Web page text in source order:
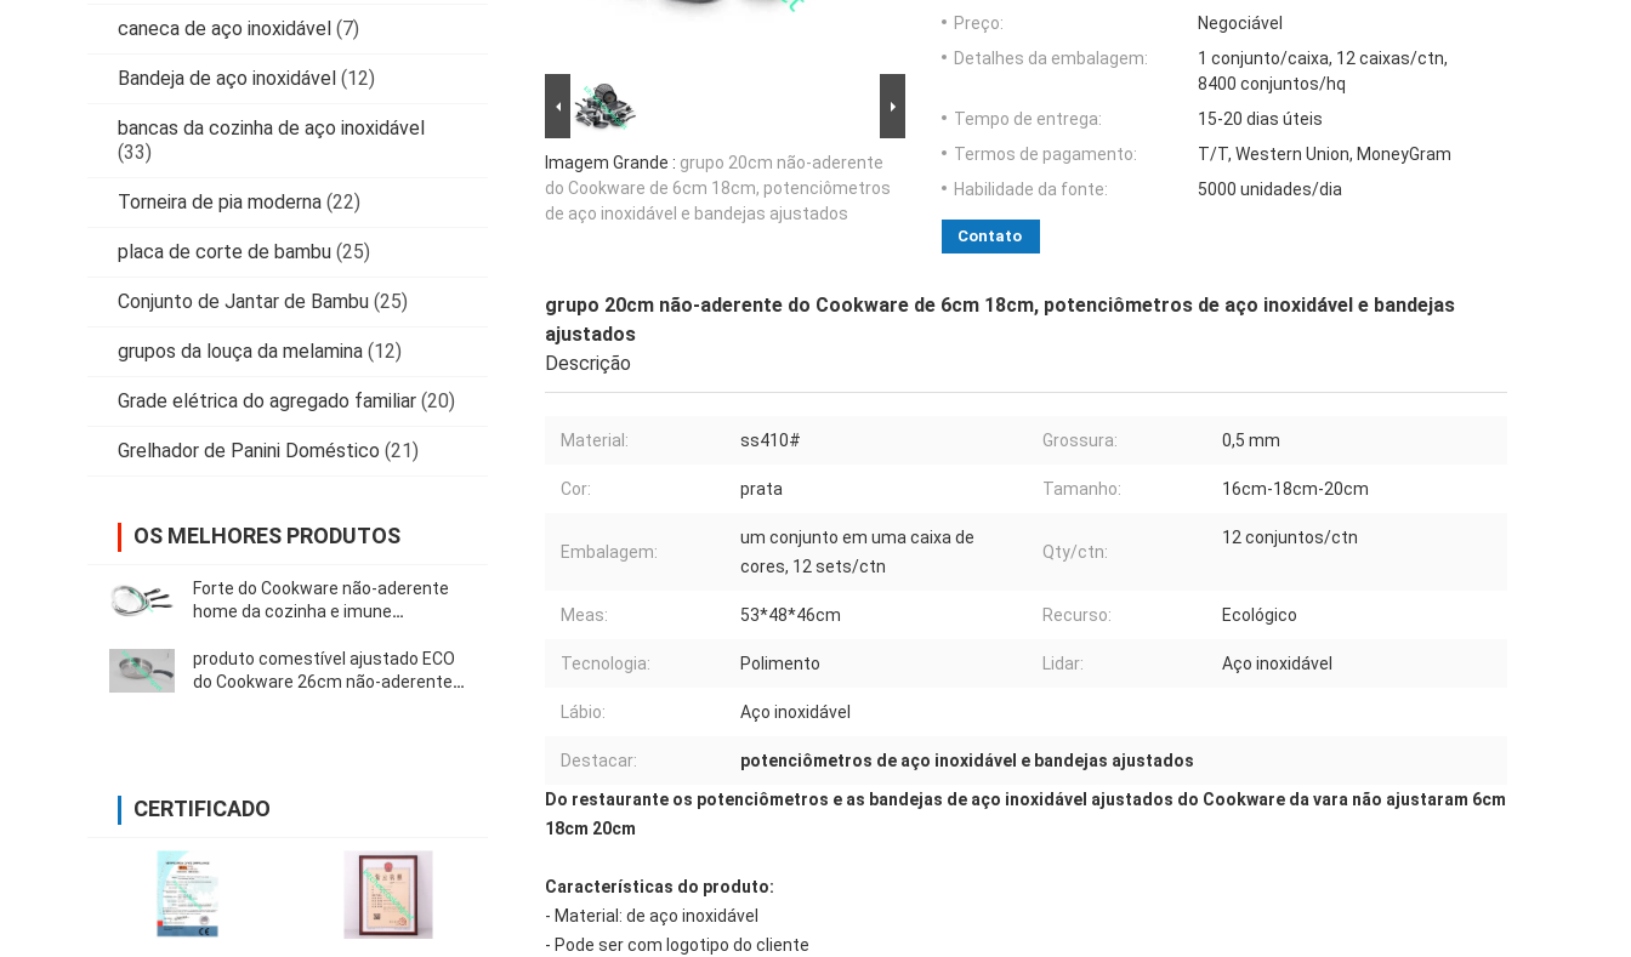
caneca de aço inoxidável (7)
Bandeja de aço inoxidável (12)
bancas da cozinha de aço inoxidável
(33)
Torneira de pia moderna (22)
placa de corte de bambu (25)
Conjunto de Jantar de Bambu (25)
grupos da louça da melamina (12)
Grade elétrica do agregado familiar (20)
Grelhador de Panini Doméstico (21)
OS MELHORES PRODUTOS
Forte do Cookware não-aderente
home da cozinha e imune
de 0.55mm
produto comestível ajustado ECO
do Cookware 26cm não-aderente
CERTIFICADO
Imagem Grande : grupo 20cm não-aderente
do Cookware de 6cm 18cm, potenciômetros
de aço inoxidável e bandejas ajustados
Preço:
Negociável
Detalhes da embalagem:
1 conjunto/caixa, 12 caixas/ctn,
8400 conjuntos/hq
Tempo de entrega:
15-20 dias úteis
Termos de pagamento:
T/T, Western Union, MoneyGram
Habilidade da fonte:
5000 unidades/dia
Contato
grupo 20cm não-aderente do Cookware de 6cm 18cm, potenciômetros de aço inoxidável e bandejas
ajustados
Descrição
Material: ss410# Grossura: 0,5 mm
Cor: prata Tamanho: 16cm-18cm-20cm
Embalagem:
um conjunto em uma caixa de
cores, 12 sets/ctn
Qty/ctn:
12 conjuntos/ctn
Meas: 53*48*46cm Recurso: Ecológico
Tecnologia: Polimento Lidar: Aço inoxidável
Lábio: Aço inoxidável
Destacar:
potenciômetros de aço inoxidável e bandejas ajustados
Do restaurante os potenciômetros e as bandejas de aço inoxidável ajustados do Cookware da vara não ajustaram 6cm
18cm 20cm
Características do produto:
- Material: de aço inoxidável
- Pode ser com logotipo do cliente